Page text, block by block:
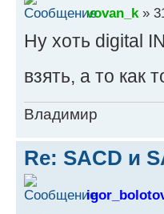
vovan_k»
Ну хоть digital
взять, а то как
Владимир
Re: SACD и